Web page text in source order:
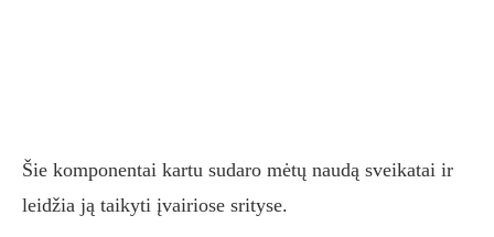
Šie komponentai kartu sudaro mėtų naudą sveikatai ir
leidžia ją taikyti įvairiose srityse.